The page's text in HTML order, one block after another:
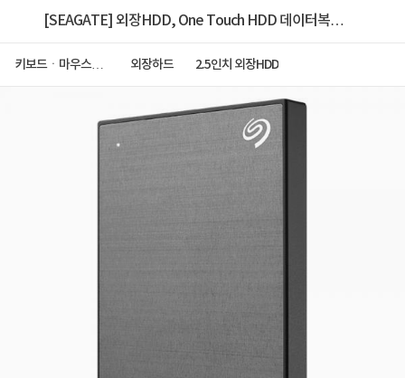
[SEAGATE] 외장HDD, One Touch HDD 데이터복구
키보드ㆍ마우스ㆍ
외장하드 2.5인치 외장HDD